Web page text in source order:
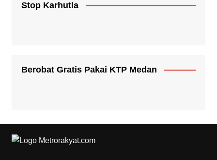
Stop Karhutla
Berobat Gratis Pakai KTP Medan